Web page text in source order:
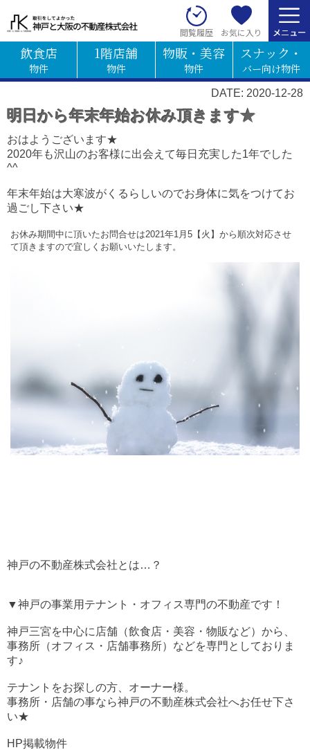
閲覧履歴 お気に入り
飲食店
物件
1階店舗
物件
物販・美容
物件
スナック・
バー向け物件
DATE: 2020-12-28
明日から年末年始お休み頂きます★
おはようございます★
2020年も沢山のお客様に出会えて毎日充実した1年でした
^^
年末年始は大寒波がくるらしいのでお身体に気をつけてお
過ごし下さい★
お休み期間中に頂いたお問合せは2021年1月5【火】から順次対応させ
て頂きますので宜しくお願いいたします。
神戸の不動産株式会社とは…？
▼神戸の事業用テナント・オフィス専門の不動産です！
神戸三宮を中心に店舗（飲食店・美容・物販など）から、
事務所（オフィス・店舗事務所）などを専門としておりま
す♪
テナントをお探しの方、オーナー様。
事務所・店舗の事なら神戸の不動産株式会社へお任せ下さ
い★
HP掲載物件